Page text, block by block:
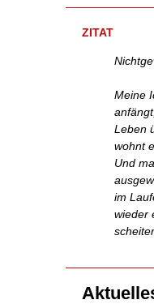
ZITAT
Meine
Leben
wohnt
Und
im
wieder